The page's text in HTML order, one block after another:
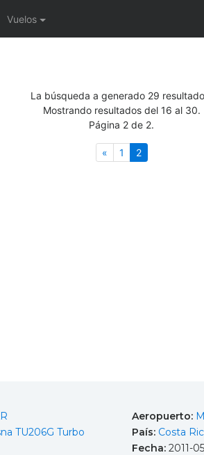
Vuelos
La búsqueda a generado 29
Mostrando resultados del 16 al 30.
Página 2 de 2.
«Anterior
1 2(actual)
TU206G Turbo
Aeropuerto:
País: Costa
Fecha: 2011-